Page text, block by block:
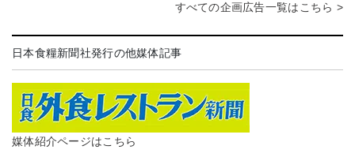
すべての企画広告一覧はこちら >
日本食糧新聞社発行の他媒体記事
媒体紹介ページはこちら